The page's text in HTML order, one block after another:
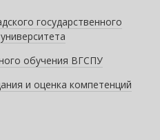
государственного
обучения ВГСПУ
и оценка компетенций